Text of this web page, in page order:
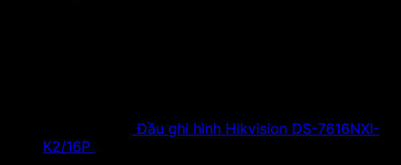
Đầu ghi hình Hikvision DS-7616NXI-
K2/16P